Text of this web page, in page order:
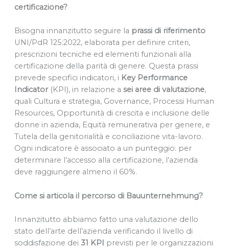
certificazione?
Bisogna innanzitutto seguire la prassi di riferimento
UNI/PdR 125:2022, elaborata per definire criteri,
prescrizioni tecniche ed elementi funzionali alla
certificazione della parità di genere. Questa prassi
prevede specifici indicatori, i Key Performance
Indicator (KPI), in relazione a sei aree di valutazione,
quali Cultura e strategia, Governance, Processi Human
Resources, Opportunità di crescita e inclusione delle
donne in azienda, Equità remunerativa per genere, e
Tutela della genitorialità e conciliazione vita-lavoro.
Ogni indicatore è associato a un punteggio: per
determinare l’accesso alla certificazione, l’azienda
deve raggiungere almeno il 60%.
Come si articola il percorso di Bauunternehmung?
Innanzitutto abbiamo fatto una valutazione dello
stato dell’arte dell’azienda verificando il livello di
soddisfazione dei 31 KPI previsti per le organizzazioni